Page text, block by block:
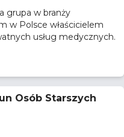
grupa w branży
w Polsce właścicielem
usług medycznych.
Osób Starszych